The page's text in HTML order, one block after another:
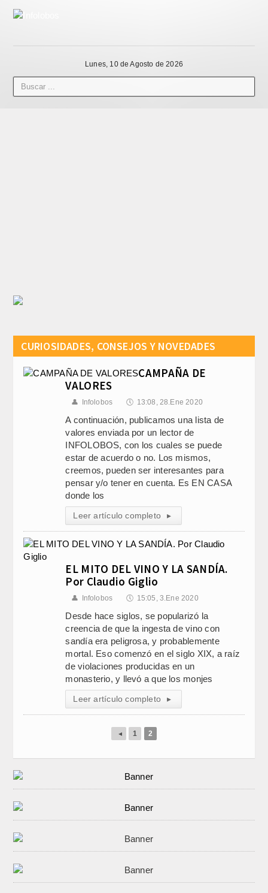
Lunes, 10 de Agosto de 2026
CURIOSIDADES, CONSEJOS Y NOVEDADES
CAMPAÑA DE
VALORES
👤 Infolobos 🕔 13:08, 28.Ene 2020
A continuación, publicamos una lista de
valores enviada por un lector de
INFOLOBOS, con los cuales se puede
estar de acuerdo o no. Los mismos,
creemos, pueden ser interesantes para
pensar y/o tener en cuenta. Es EN CASA
donde los
Leer artículo completo ▸
EL MITO DEL VINO Y LA SANDÍA.
Por Claudio Giglio
👤 Infolobos 🕔 15:05, 3.Ene 2020
Desde hace siglos, se popularizó la
creencia de que la ingesta de vino con
sandía era peligrosa, y probablemente
mortal. Eso comenzó en el siglo XIX, a raíz
de violaciones producidas en un
monasterio, y llevó a que los monjes
Leer artículo completo ▸
◂ 1 2